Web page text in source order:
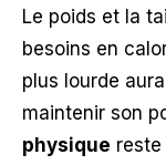
Le poids et la
besoins en
plus lourde
maintenir son
physique